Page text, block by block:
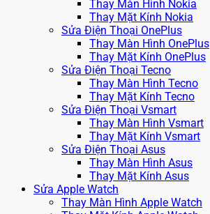
Thay Màn Hình Nokia
Thay Mặt Kính Nokia
Sửa Điện Thoại OnePlus
Thay Màn Hình OnePlus
Thay Mặt Kính OnePlus
Sửa Điện Thoại Tecno
Thay Màn Hình Tecno
Thay Mặt Kính Tecno
Sửa Điện Thoại Vsmart
Thay Màn Hình Vsmart
Thay Mặt Kính Vsmart
Sửa Điện Thoại Asus
Thay Màn Hình Asus
Thay Mặt Kính Asus
Sửa Apple Watch
Thay Màn Hình Apple Watch